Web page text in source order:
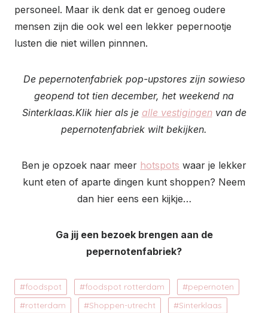
personeel. Maar ik denk dat er genoeg oudere
mensen zijn die ook wel een lekker pepernootje
lusten die niet willen pinnnen.
De pepernotenfabriek pop-upstores zijn sowieso
geopend tot tien december, het weekend na
Sinterklaas.Klik hier als je alle vestigingenvan de
pepernotenfabriek wilt bekijken.
Ben je opzoek naar meer hotspots waar je lekker
kunt eten of aparte dingen kunt shoppen? Neem
dan hier eens een kijkje…
Ga jij een bezoek brengen aan de
pepernotenfabriek?
foodspot foodspot rotterdam
pepernoten
rotterdam
Shoppen-utrecht
Sinterklaas